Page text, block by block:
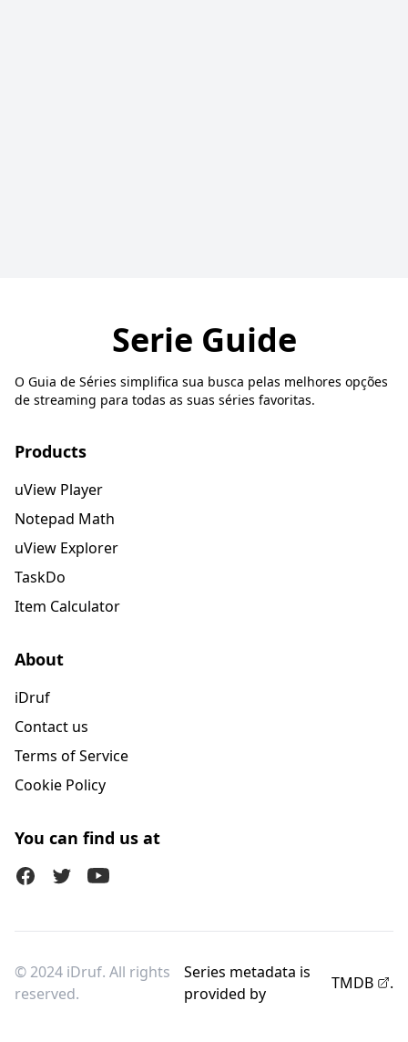
Serie Guide
O Guia de Séries simplifica sua busca pelas melhores opções
de streaming para todas as suas séries favoritas.
Products
uView Player
Notepad Math
uView Explorer
TaskDo
Item Calculator
About
iDruf
Contact us
Terms of Service
Cookie Policy
You can find us at
FacebookTwitter (X)Youtube
© 2024 iDruf. All rights
reserved.
Series metadata is
provided by
TMDB .